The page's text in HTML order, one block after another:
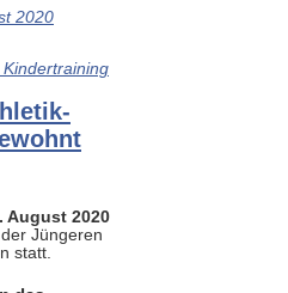
2020
August 2020
Jüngeren
statt.